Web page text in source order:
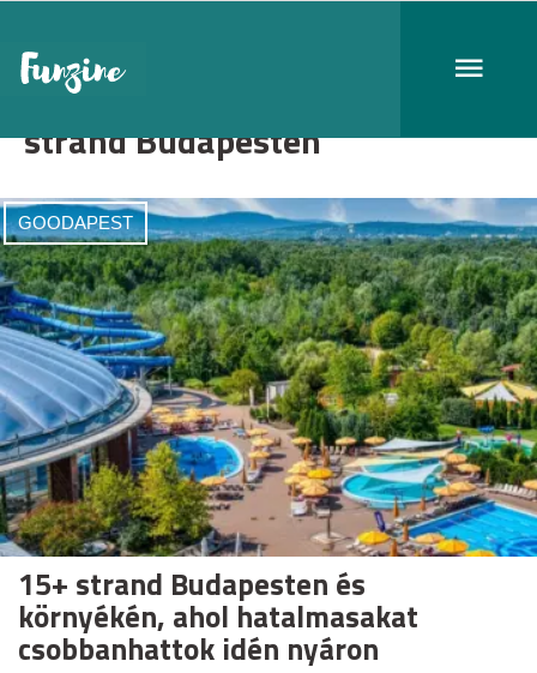
strand Budapesten
GOODAPEST
15+ strand Budapesten és
környékén, ahol hatalmasakat
csobbanhattok idén nyáron